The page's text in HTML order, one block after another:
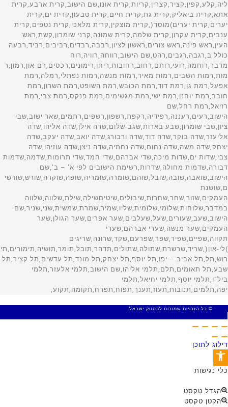
© כל הזכויות שמורות לבסטק ישראל
דילוג לתוכן
פתח סרגל נגישות
כלי נגישות
הגדל טקסט
הקטן טקסט